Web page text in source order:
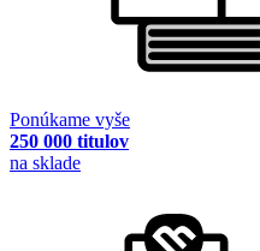
Ponúkame vyše
250 000 titulov
na sklade